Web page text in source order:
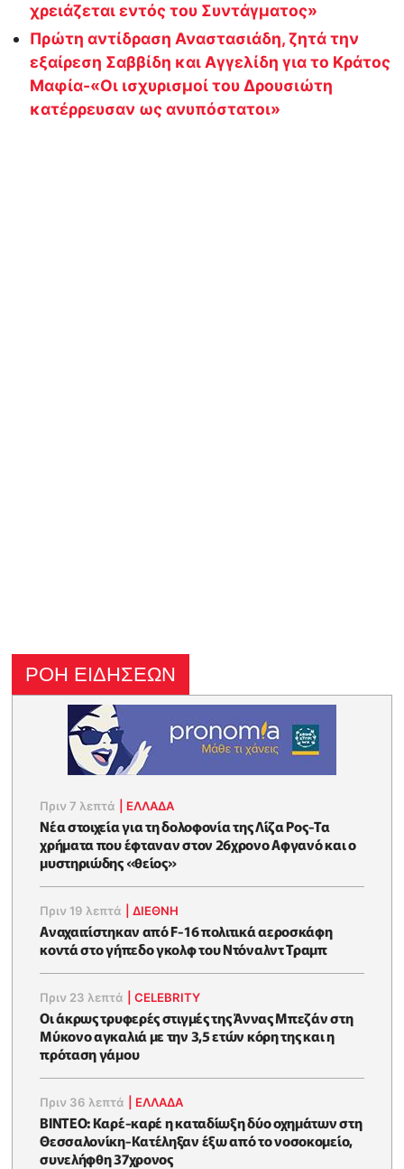
χρειάζεται εντός του Συντάγματος»
Πρώτη αντίδραση Αναστασιάδη, ζητά την
εξαίρεση Σαββίδη και Αγγελίδη για το Κράτος
Μαφία-«Οι ισχυρισμοί του Δρουσιώτη
κατέρρευσαν ως ανυπόστατοι»
ΡΟΗ ΕΙΔΗΣΕΩΝ
Πριν 7 λεπτά ΕΛΛΑΔΑ
Νέα στοιχεία για τη δολοφονία της Λίζα Ρος-Τα
χρήματα που έφταναν στον 26χρονο Αφγανό και ο
μυστηριώδης «θείος»
Πριν 19 λεπτά |ΔΙΕΘΝΗ
Αναχαιτίστηκαν από F-16 πολιτικά αεροσκάφη
κοντά στο γήπεδο γκολφ του Ντόναλντ Τραμπ
Πριν 23 λεπτά |CELEBRITY
Οι άκρως τρυφερές στιγμές της Άννας Μπεζάν στη
Μύκονο αγκαλιά με την 3,5 ετών κόρη της και η
πρόταση γάμου
Πριν 36 λεπτά ΕΛΛΑΔΑ
ΒΙΝΤΕΟ: Καρέ-καρέ η καταδίωξη δύο οχημάτων στη
Θεσσαλονίκη-Κατέληξαν έξω από το νοσοκομείο,
συνελήφθη 37χρονος